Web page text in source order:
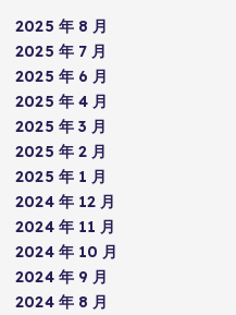
2025 年 8 月
2025 年 7 月
2025 年 6 月
2025 年 4 月
2025 年 3 月
2025 年 2 月
2025 年 1 月
2024 年 12 月
2024 年 11 月
2024 年 10 月
2024 年 9 月
2024 年 8 月